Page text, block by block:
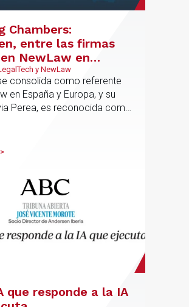
Chambers:
entre las firmas
NewLaw en
y Europa
y NewLaw
consolida como referente
en España y Europa, y su
Perea, es reconocida como
que responde a la IA